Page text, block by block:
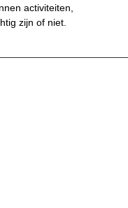
activiteiten,
zijn of niet.